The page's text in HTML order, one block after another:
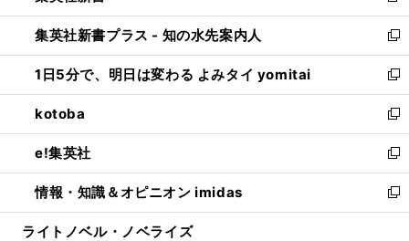
開
く
ン
ド
ウ
で
開
く
ウ
ィ
ン
ド
ウ
で
開
く
し
い
ウ
ィ
ン
ド
ウ
で
開
く
集英社新書プラス - 知の水先案内人
新
し
い
ウ
ィ
ン
ド
ウ
で
開
1日5分で、明日は変わる よみタイ yomitai
新
し
い
ウ
ィ
ン
ド
ウ
kotoba
新
し
い
ウ
ィ
ン
e!集英社
新
し
い
ウ
情報・知識＆オピニオン imidas
新
し
ライトノベル・ノベライズ